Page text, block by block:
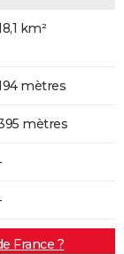
km²
mètres
mètres
France ?